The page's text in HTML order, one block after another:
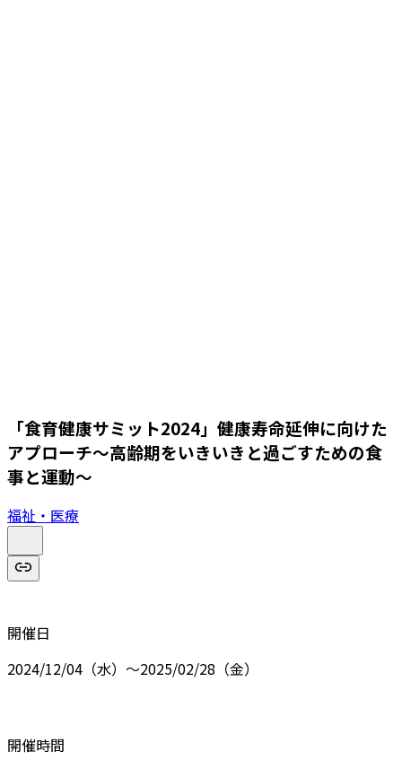
「食育健康サミット2024」健康寿命延伸に向けた
アプローチ～高齢期をいきいきと過ごすための食
事と運動～
福祉・医療
開催日
2024/12/04（水）～2025/02/28（金）
開催時間